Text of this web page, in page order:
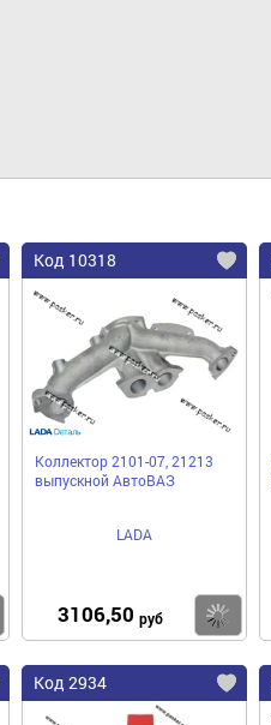
Купить
Код 10318
Коллектор 2101-07, 21213
выпускной АвтоВАЗ
LADA
3106,50 руб
Код 2934